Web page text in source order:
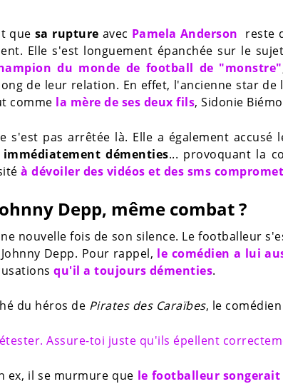
que sa rupture avec Pamela Anderson reste
Elle s'est longuement épanchée sur le
du monde de football de "monstre"
de leur relation. En effet, l'ancienne star de
comme la mère de ses deux fils, Sidonie
s'est pas arrêtée là. Elle a également accusé
démenties... provoquant la
à dévoiler des vidéos et des sms
Depp, même combat ?
nouvelle fois de son silence. Le footballeur
Depp. Pour rappel, le comédien a lui
qu'il a toujours démenties.
du héros de Pirates des Caraïbes, le
Assure-toi juste qu'ils épellent
ex, il se murmure que le footballeur songerait